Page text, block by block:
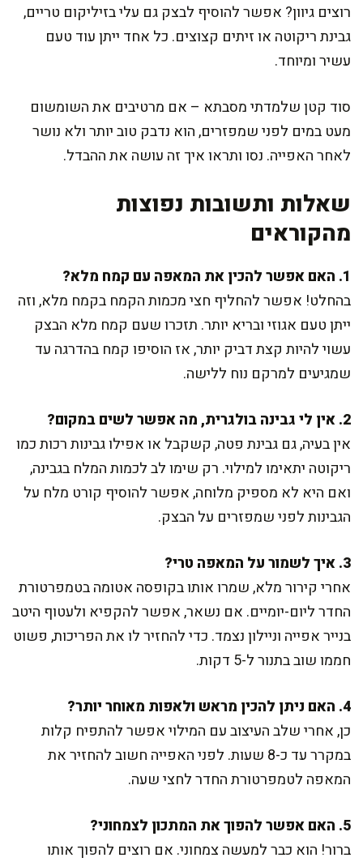
רוצים גיוון? אפשר להוסיף לבצק גם עלי בזיליקום טריים,
גבינת ריקוטה או זיתים קצוצים. כל אחד ייתן עוד טעם
עשיר ומיוחד.
סוד קטן שלמדתי מסבתא – אם מרטיבים את השומשום
מעט במים לפני שמפזרים, הוא נדבק טוב יותר ולא נושר
לאחר האפייה. נסו ותראו איך זה עושה את ההבדל.
שאלות ותשובות נפוצות
מהקוראים
1. האם אפשר להכין את המאפה עם קמח מלא?
בהחלט! אפשר להחליף חצי מכמות הקמח בקמח מלא, וזה
ייתן טעם אגוזי ובריא יותר. תזכרו שעם קמח מלא הבצק
עשוי להיות קצת דביק יותר, אז הוסיפו קמח בהדרגה עד
שמגיעים למרקם נוח ללישה.
2. אין לי גבינה בולגרית, מה אפשר לשים במקום?
אין בעיה, גם גבינת פטה, קשקבל או אפילו גבינות רכות כמו
ריקוטה יתאימו למילוי. רק שימו לב לכמות המלח בגבינה,
ואם היא לא מספיק מלוחה, אפשר להוסיף קורט מלח על
הגבינות לפני שמפזרים על הבצק.
3. איך לשמור על המאפה טרי?
אחרי קירור מלא, שמרו אותו בקופסה אטומה בטמפרטורת
החדר ליום-יומיים. אם נשאר, אפשר להקפיא ולעטוף היטב
בנייר אפייה וניילון נצמד. כדי להחזיר לו את הפריכות, פשוט
חממו שוב בתנור ל-5 דקות.
4. האם ניתן להכין מראש ולאפות מאוחר יותר?
כן, אחרי שלב העיצוב עם המילוי אפשר להתפיח קלות
במקרר עד כ-8 שעות. לפני האפייה חשוב להחזיר את
המאפה לטמפרטורת החדר לחצי שעה.
5. האם אפשר להפוך את המתכון לצמחוני?
ברור! הוא כבר למעשה צמחוני. אם רוצים להפוך אותו